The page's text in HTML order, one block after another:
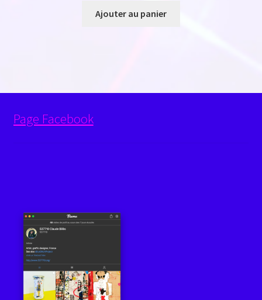
Ajouter au panier
Page Facebook